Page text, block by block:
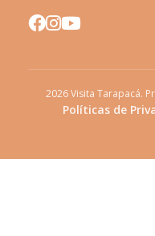
2026Visita Tarapacá.
Políticas de